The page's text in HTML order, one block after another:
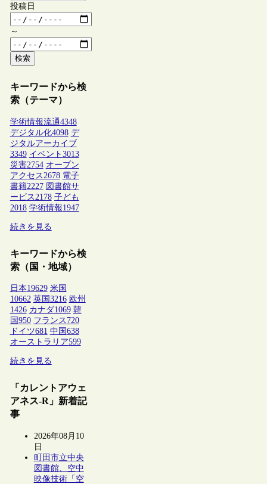
投稿日
～
検索
キーワードから検
索（テーマ）
学術情報流通4348
デジタル化4098 デ
ジタルアーカイブ
3349 イベント 3013
災害2754 オープン
アクセス 2678 電子
書籍2227 図書館サ
ービス 2178 子ども
2018 学術情報1947
続きを見る
キーワードから検
索（国・地域）
日本19629 米国
10662 英国 3216 欧州
1426 カナダ1069 韓
国 950 フランス 720
ドイツ681 中国 638
オーストラリア599
続きを見る
「カレントアウェ
アネス-R」新着記
事
2026年08月10
日
町田市立中央
図書館、空中
映像技術「空